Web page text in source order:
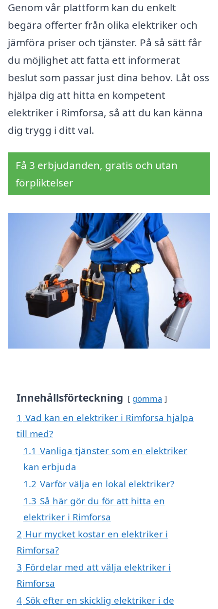
Genom vår plattform kan du enkelt
begära offerter från olika elektriker och
jämföra priser och tjänster. På så sätt får
du möjlighet att fatta ett informerat
beslut som passar just dina behov. Låt oss
hjälpa dig att hitta en kompetent
elektriker i Rimforsa, så att du kan känna
dig trygg i ditt val.
Få 3 erbjudanden, gratis och utan
förpliktelser
Innehållsförteckning gömma
1 Vad kan en elektriker i Rimforsa hjälpa
till med?
1.1 Vanliga tjänster som en elektriker
kan erbjuda
1.2 Varför välja en lokal elektriker?
1.3 Så här gör du för att hitta en
elektriker i Rimforsa
2 Hur mycket kostar en elektriker i
Rimforsa?
3 Fördelar med att välja elektriker i
Rimforsa
4 Sök efter en skicklig elektriker i de